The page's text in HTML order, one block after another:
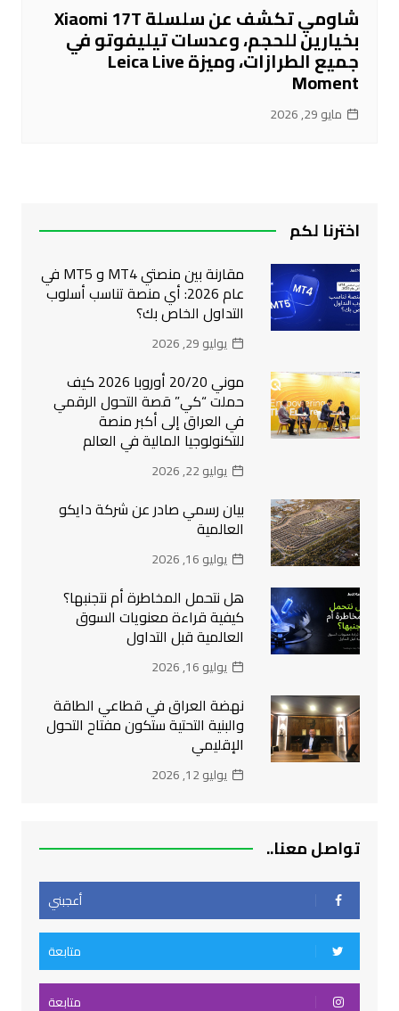
شاومي تكشف عن سلسلة Xiaomi 17T
بخيارين للحجم، وعدسات تيليفوتو في
جميع الطرازات، وميزة Leica Live
Moment
مايو 29, 2026
اخترنا لكم
مقارنة بين منصتي MT4 و MT5 في
عام 2026: أي منصة تناسب أسلوب
التداول الخاص بك؟
يوليو 29, 2026
موني 20/20 أوروبا 2026 كيف
حملت “كي” قصة التحول الرقمي
في العراق إلى أكبر منصة
للتكنولوجيا المالية في العالم
يوليو 22, 2026
بيان رسمي صادر عن شركة دايكو
العالمية
يوليو 16, 2026
هل نتحمل المخاطرة أم نتجنبها؟
كيفية قراءة معنويات السوق
العالمية قبل التداول
يوليو 16, 2026
نهضة العراق في قطاعي الطاقة
والبنية التحتية ستكون مفتاح التحول
الإقليمي
يوليو 12, 2026
تواصل معنا..
أعجبني
متابعة
متابعة